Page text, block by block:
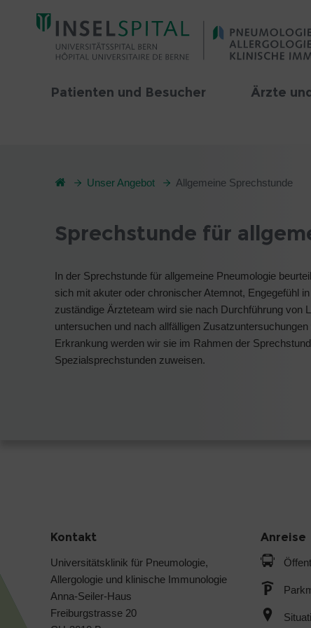
Patienten und Besucher Ärzte
Unser Angebot Allgemeine Sprechstunde
Sprechstunde für
In der Sprechstunde für allgemeine Pneumologie
sich mit akuter oder chronischer Atemnot, Engegefühl
zuständige Ärzteteam wird sie nach Durchführung von
untersuchen und nach allfälligen
Erkrankung werden wir sie im Rahmen der
Spezialsprechstunden zuweisen.
Kontakt
Universitätsklinik für Pneumologie,
Allergologie und klinische Immunologie
Anna-Seiler-Haus
Freiburgstrasse 20
Anreise